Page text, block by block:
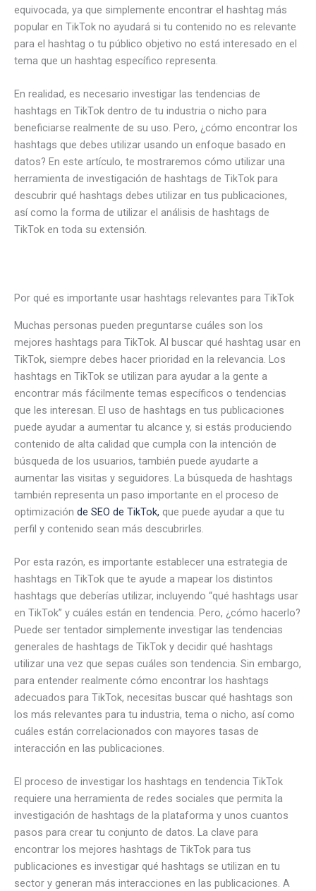
equivocada, ya que simplemente encontrar el hashtag más
popular en TikTok no ayudará si tu contenido no es relevante
para el hashtag o tu público objetivo no está interesado en el
tema que un hashtag específico representa.
En realidad, es necesario investigar las tendencias de
hashtags en TikTok dentro de tu industria o nicho para
beneficiarse realmente de su uso. Pero, ¿cómo encontrar los
hashtags que debes utilizar usando un enfoque basado en
datos? En este artículo, te mostraremos cómo utilizar una
herramienta de investigación de hashtags de TikTok para
descubrir qué hashtags debes utilizar en tus publicaciones,
así como la forma de utilizar el análisis de hashtags de
TikTok en toda su extensión.
Por qué es importante usar hashtags relevantes para TikTok
Muchas personas pueden preguntarse cuáles son los
mejores hashtags para TikTok. Al buscar qué hashtag usar en
TikTok, siempre debes hacer prioridad en la relevancia. Los
hashtags en TikTok se utilizan para ayudar a la gente a
encontrar más fácilmente temas específicos o tendencias
que les interesan. El uso de hashtags en tus publicaciones
puede ayudar a aumentar tu alcance y, si estás produciendo
contenido de alta calidad que cumpla con la intención de
búsqueda de los usuarios, también puede ayudarte a
aumentar las visitas y seguidores. La búsqueda de hashtags
también representa un paso importante en el proceso de
optimización de SEO de TikTok, que puede ayudar a que tu
perfil y contenido sean más descubrirles.
Por esta razón, es importante establecer una estrategia de
hashtags en TikTok que te ayude a mapear los distintos
hashtags que deberías utilizar, incluyendo “qué hashtags usar
en TikTok” y cuáles están en tendencia. Pero, ¿cómo hacerlo?
Puede ser tentador simplemente investigar las tendencias
generales de hashtags de TikTok y decidir qué hashtags
utilizar una vez que sepas cuáles son tendencia. Sin embargo,
para entender realmente cómo encontrar los hashtags
adecuados para TikTok, necesitas buscar qué hashtags son
los más relevantes para tu industria, tema o nicho, así como
cuáles están correlacionados con mayores tasas de
interacción en las publicaciones.
El proceso de investigar los hashtags en tendencia TikTok
requiere una herramienta de redes sociales que permita la
investigación de hashtags de la plataforma y unos cuantos
pasos para crear tu conjunto de datos. La clave para
encontrar los mejores hashtags de TikTok para tus
publicaciones es investigar qué hashtags se utilizan en tu
sector y generan más interacciones en las publicaciones. A